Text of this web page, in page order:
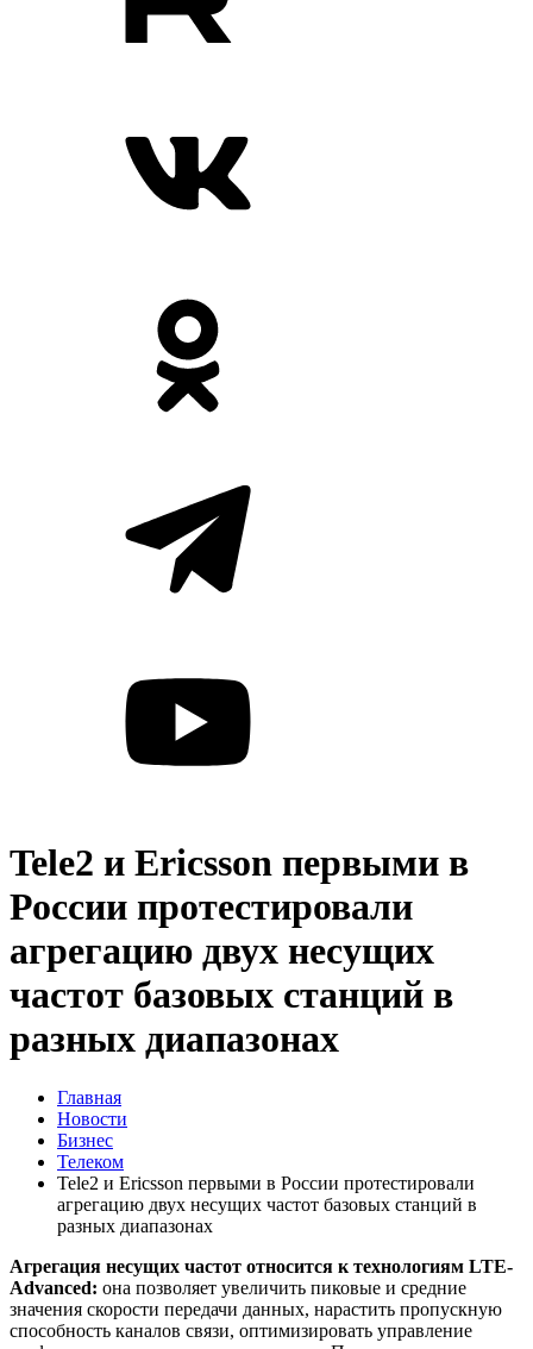
Tele2 и Ericsson первыми в
России протестировали
агрегацию двух несущих
частот базовых станций в
разных диапазонах
Главная
Новости
Бизнес
Телеком
Tele2 и Ericsson первыми в России протестировали
агрегацию двух несущих частот базовых станций в
разных диапазонах
Агрегация несущих частот относится к технологиям LTE-
Advanced: она позволяет увеличить пиковые и средние
значения скорости передачи данных, нарастить пропускную
способность каналов связи, оптимизировать управление